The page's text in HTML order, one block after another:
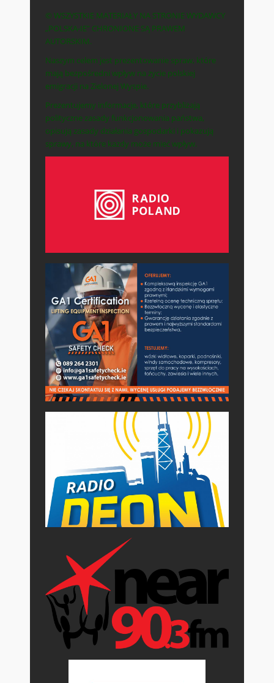
© WSZYSTKIE MATERIAŁY NA STRONIE WYDAWCY
„POLSKA-IE” CHRONIONE SĄ PRAWEM
AUTORSKIM.
Naszym celem jest prezentowanie spraw, które
mają bezpośredni wpływ na życie polskiej
emigracji na Zielonej Wyspie.
Prezentujemy informacje, które przybliżają
polityczne zasady funkcjonowania państwa,
opisują zasady działania gospodarki i pokazują
sprawy, na które każdy może mieć wpływ.